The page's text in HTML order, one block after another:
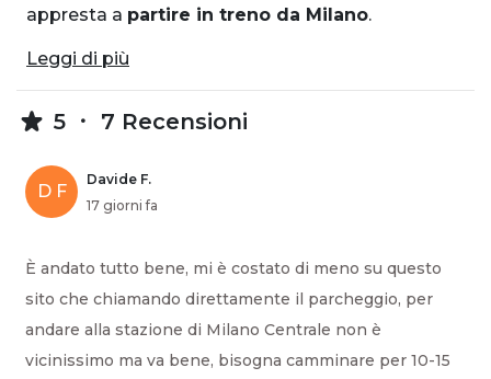
appresta a partire in treno da Milano.
Leggi di più
5 7 Recensioni
D F
Davide F.
17 giorni fa
È andato tutto bene, mi è costato di meno su questo
sito che chiamando direttamente il parcheggio, per
andare alla stazione di Milano Centrale non è
vicinissimo ma va bene, bisogna camminare per 10-15